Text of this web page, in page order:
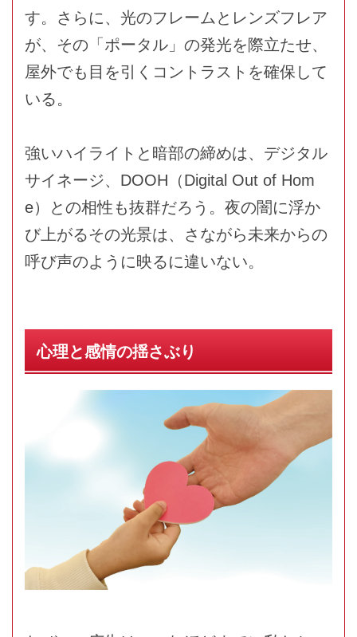
す。さらに、光のフレームとレンズフレア
が、その「ポータル」の発光を際立たせ、
屋外でも目を引くコントラストを確保して
いる。
強いハイライトと暗部の締めは、デジタル
サイネージ、DOOH（Digital Out of Hom
e）との相性も抜群だろう。夜の闇に浮か
び上がるその光景は、さながら未来からの
呼び声のように映るに違いない。
心理と感情の揺さぶり